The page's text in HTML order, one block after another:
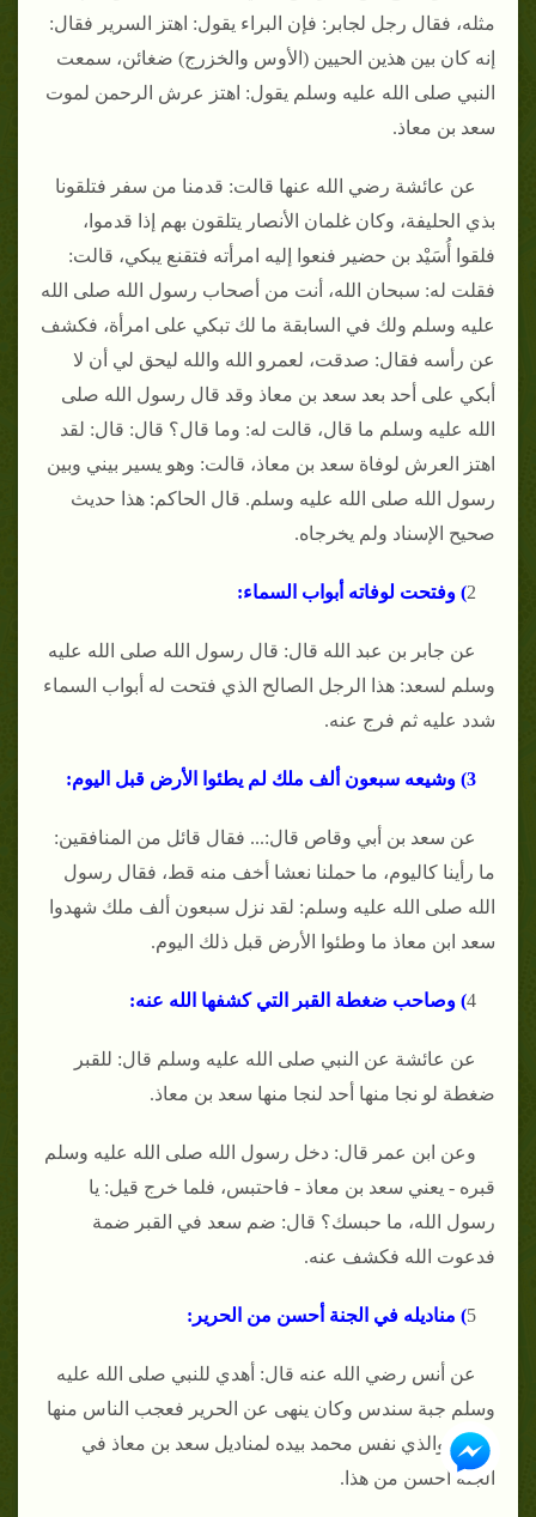
مثله، فقال رجل لجابر: فإن البراء يقول: اهتز السرير فقال:
إنه كان بين هذين الحيين (الأوس والخزرج) ضغائن، سمعت
النبي صلى الله عليه وسلم يقول: اهتز عرش الرحمن لموت
سعد بن معاذ.
عن عائشة رضي الله عنها قالت: قدمنا من سفر فتلقونا
بذي الحليفة، وكان غلمان الأنصار يتلقون بهم إذا قدموا،
فلقوا أُسَيْد بن حضير فنعوا إليه امرأته فتقنع يبكي، قالت:
فقلت له: سبحان الله، أنت من أصحاب رسول الله صلى الله
عليه وسلم ولك في السابقة ما لك تبكي على امرأة، فكشف
عن رأسه فقال: صدقت، لعمرو الله والله ليحق لي أن لا
أبكي على أحد بعد سعد بن معاذ وقد قال رسول الله صلى
الله عليه وسلم ما قال، قالت له: وما قال؟ قال: قال: لقد
اهتز العرش لوفاة سعد بن معاذ، قالت: وهو يسير بيني وبين
رسول الله صلى الله عليه وسلم. قال الحاكم: هذا حديث
صحيح الإسناد ولم يخرجاه.
2) وفتحت لوفاته أبواب السماء:
عن جابر بن عبد الله قال: قال رسول الله صلى الله عليه
وسلم لسعد: هذا الرجل الصالح الذي فتحت له أبواب السماء
شدد عليه ثم فرج عنه.
3) وشيعه سبعون ألف ملك لم يطئوا الأرض قبل اليوم:
عن سعد بن أبي وقاص قال:... فقال قائل من المنافقين:
ما رأينا كاليوم، ما حملنا نعشا أخف منه قط، فقال رسول
الله صلى الله عليه وسلم: لقد نزل سبعون ألف ملك شهدوا
سعد ابن معاذ ما وطئوا الأرض قبل ذلك اليوم.
4) وصاحب ضغطة القبر التي كشفها الله عنه:
عن عائشة عن النبي صلى الله عليه وسلم قال: للقبر
ضغطة لو نجا منها أحد لنجا منها سعد بن معاذ.
وعن ابن عمر قال: دخل رسول الله صلى الله عليه وسلم
قبره - يعني سعد بن معاذ - فاحتبس، فلما خرج قيل: يا
رسول الله، ما حبسك؟ قال: ضم سعد في القبر ضمة
فدعوت الله فكشف عنه.
5) مناديله في الجنة أحسن من الحرير:
عن أنس رضي الله عنه قال: أهدي للنبي صلى الله عليه
وسلم جبة سندس وكان ينهى عن الحرير فعجب الناس منها
فقال: والذي نفس محمد بيده لمناديل سعد بن معاذ في
الجنة أحسن من هذا.